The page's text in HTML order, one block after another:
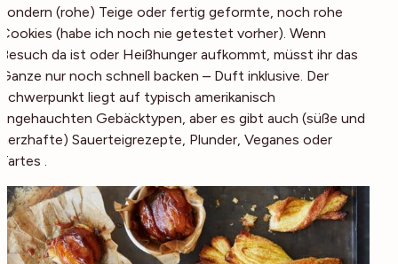
sondern (rohe) Teige oder fertig geformte, noch rohe
Cookies (habe ich noch nie getestet vorher). Wenn
Besuch da ist oder Heißhunger aufkommt, müsst ihr das
Ganze nur noch schnell backen – Duft inklusive. Der
Schwerpunkt liegt auf typisch amerikanisch
angehauchten Gebäcktypen, aber es gibt auch (süße und
herzhafte) Sauerteigrezepte, Plunder, Veganes oder
Tartes .